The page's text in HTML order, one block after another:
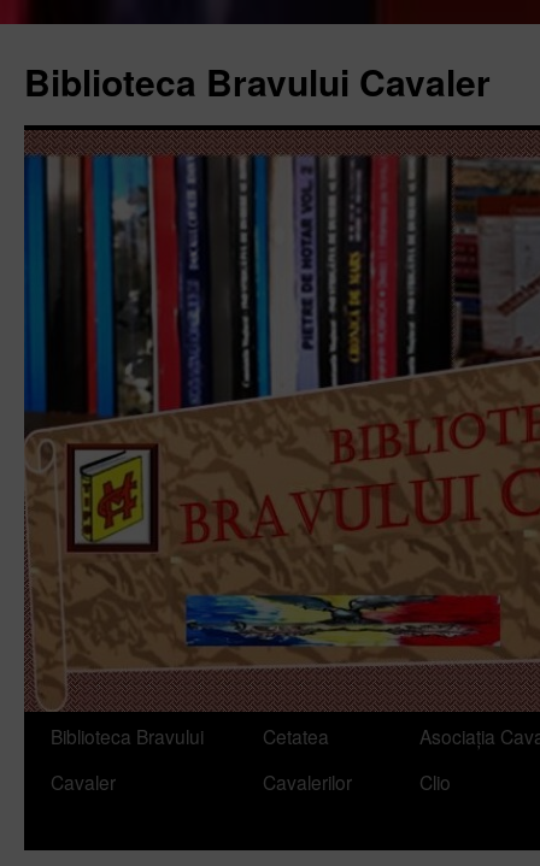
Biblioteca Bravului Cavaler
Sari
Biblioteca Bravului
Cavaler
Cetatea
Cavalerilor
Asociația
Clio